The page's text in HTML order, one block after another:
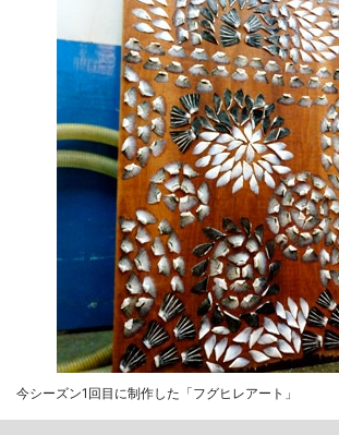
今シーズン1回目に制作した「フグヒレアート」